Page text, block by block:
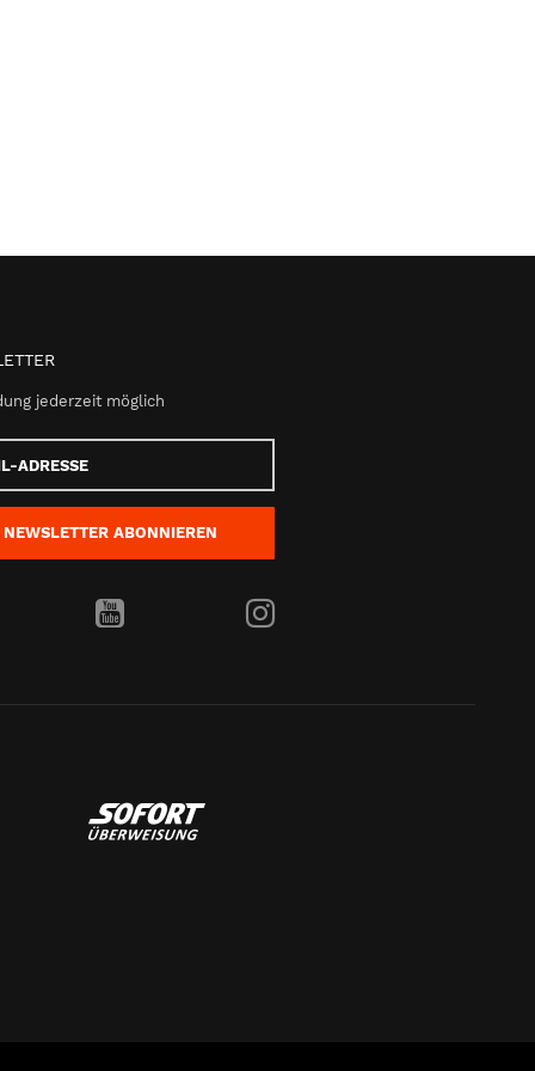
jederzeit möglich
NEWSLETTER ABONNIEREN